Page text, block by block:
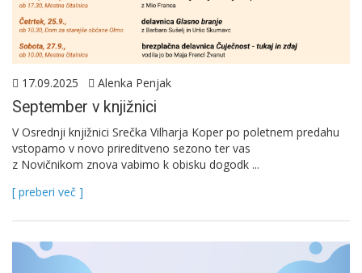
17.09.2025 Alenka Penjak
September v knjižnici
V Osrednji knjižnici Srečka Vilharja Koper po poletnem predahu
vstopamo v novo prireditveno sezono ter vas
z Novičnikom znova vabimo k obisku dogodk ...
[ preberi več ]